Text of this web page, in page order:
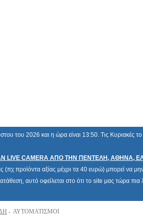
του 2026 και η ώρα είναι 13:50. Τις Κυριακές το
LIVE CAMERA ΑΠΟ ΤΗΝ ΠΕΝΤΕΛΗ, ΑΘΗΝΑ,
προϊόντα αξίας μέχρι τα 40 ευρώ) μπορεί να
αυτό οφείλεται στο ότι το site μας τώρα
- ΑΥΤΟΜΑΤΙΣΜΟΙ